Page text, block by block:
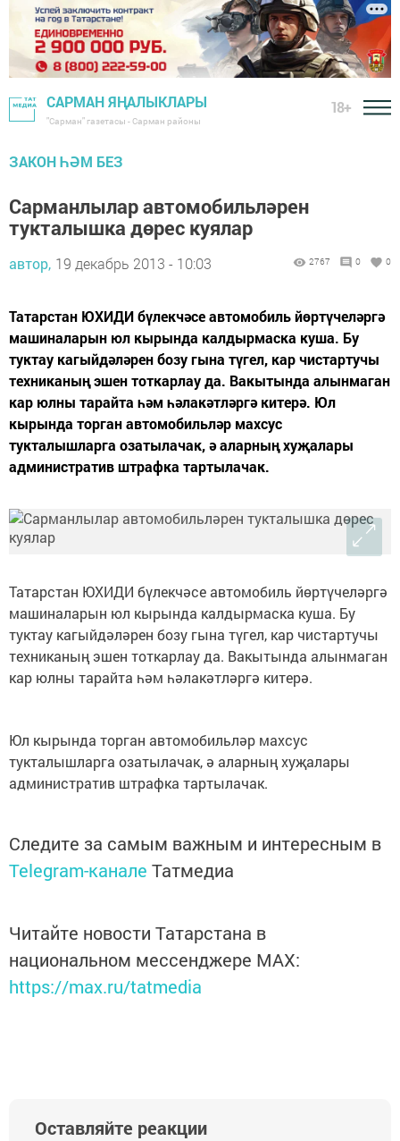
САРМАН ЯҢАЛЫКЛАРЫ
"Сарман" газетасы - Сарман районы
18+
ЗАКОН ҺӘМ БЕЗ
Сарманлылар автомобильләрен
тукталышка дөрес куялар
автор, 19 декабрь 2013 - 10:03 2767 0 0
Татарстан ЮХИДИ бүлекчәсе автомобиль йөртүчеләргә
машиналарын юл кырында калдырмаска куша. Бу
туктау кагыйдәләрен бозу гына түгел, кар чистартучы
техниканың эшен тоткарлау да. Вакытында алынмаган
кар юлны тарайта һәм һәлакәтләргә китерә. Юл
кырында торган автомобильләр махсус
тукталышларга озатылачак, ә аларның хуҗалары
административ штрафка тартылачак.
Татарстан ЮХИДИ бүлекчәсе автомобиль йөртүчеләргә
машиналарын юл кырында калдырмаска куша. Бу
туктау кагыйдәләрен бозу гына түгел, кар чистартучы
техниканың эшен тоткарлау да. Вакытында алынмаган
кар юлны тарайта һәм һәлакәтләргә китерә.
Юл кырында торган автомобильләр махсус
тукталышларга озатылачак, ә аларның хуҗалары
административ штрафка тартылачак.
Следите за самым важным и интересным в
Telegram-канале Татмедиа
Читайте новости Татарстана в
национальном мессенджере MАХ:
https://max.ru/tatmedia
Оставляйте реакции